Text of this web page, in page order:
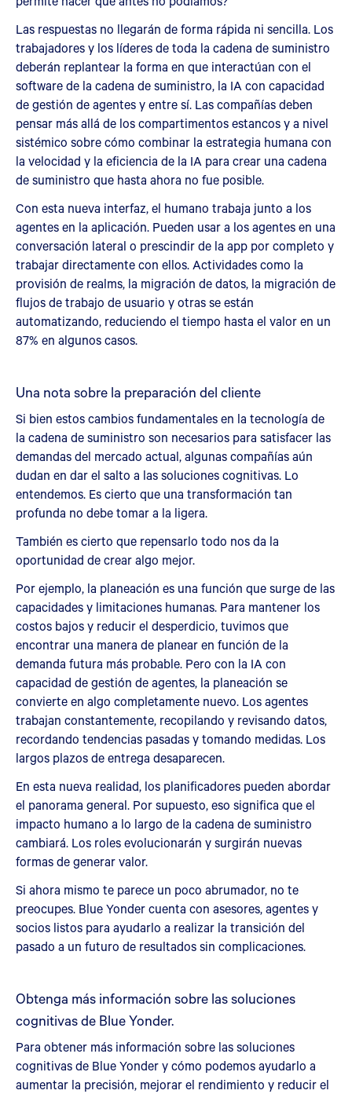
Las respuestas no llegarán de forma rápida ni sencilla. Los
trabajadores y los líderes de toda la cadena de suministro
deberán replantear la forma en que interactúan con el
software de la cadena de suministro, la IA con capacidad
de gestión de agentes y entre sí. Las compañías deben
pensar más allá de los compartimentos estancos y a nivel
sistémico sobre cómo combinar la estrategia humana con
la velocidad y la eficiencia de la IA para crear una cadena
de suministro que hasta ahora no fue posible.
Con esta nueva interfaz, el humano trabaja junto a los
agentes en la aplicación. Pueden usar a los agentes en una
conversación lateral o prescindir de la app por completo y
trabajar directamente con ellos. Actividades como la
provisión de realms, la migración de datos, la migración de
flujos de trabajo de usuario y otras se están
automatizando, reduciendo el tiempo hasta el valor en un
87% en algunos casos.
Una nota sobre la preparación del cliente
Si bien estos cambios fundamentales en la tecnología de
la cadena de suministro son necesarios para satisfacer las
demandas del mercado actual, algunas compañías aún
dudan en dar el salto a las soluciones cognitivas. Lo
entendemos. Es cierto que una transformación tan
profunda no debe tomar a la ligera.
También es cierto que repensarlo todo nos da la
oportunidad de crear algo mejor.
Por ejemplo, la planeación es una función que surge de las
capacidades y limitaciones humanas. Para mantener los
costos bajos y reducir el desperdicio, tuvimos que
encontrar una manera de planear en función de la
demanda futura más probable. Pero con la IA con
capacidad de gestión de agentes, la planeación se
convierte en algo completamente nuevo. Los agentes
trabajan constantemente, recopilando y revisando datos,
recordando tendencias pasadas y tomando medidas. Los
largos plazos de entrega desaparecen.
En esta nueva realidad, los planificadores pueden abordar
el panorama general. Por supuesto, eso significa que el
impacto humano a lo largo de la cadena de suministro
cambiará. Los roles evolucionarán y surgirán nuevas
formas de generar valor.
Si ahora mismo te parece un poco abrumador, no te
preocupes. Blue Yonder cuenta con asesores, agentes y
socios listos para ayudarlo a realizar la transición del
pasado a un futuro de resultados sin complicaciones.
Obtenga más información sobre las soluciones
cognitivas de Blue Yonder.
Para obtener más información sobre las soluciones
cognitivas de Blue Yonder y cómo podemos ayudarlo a
aumentar la precisión, mejorar el rendimiento y reducir el